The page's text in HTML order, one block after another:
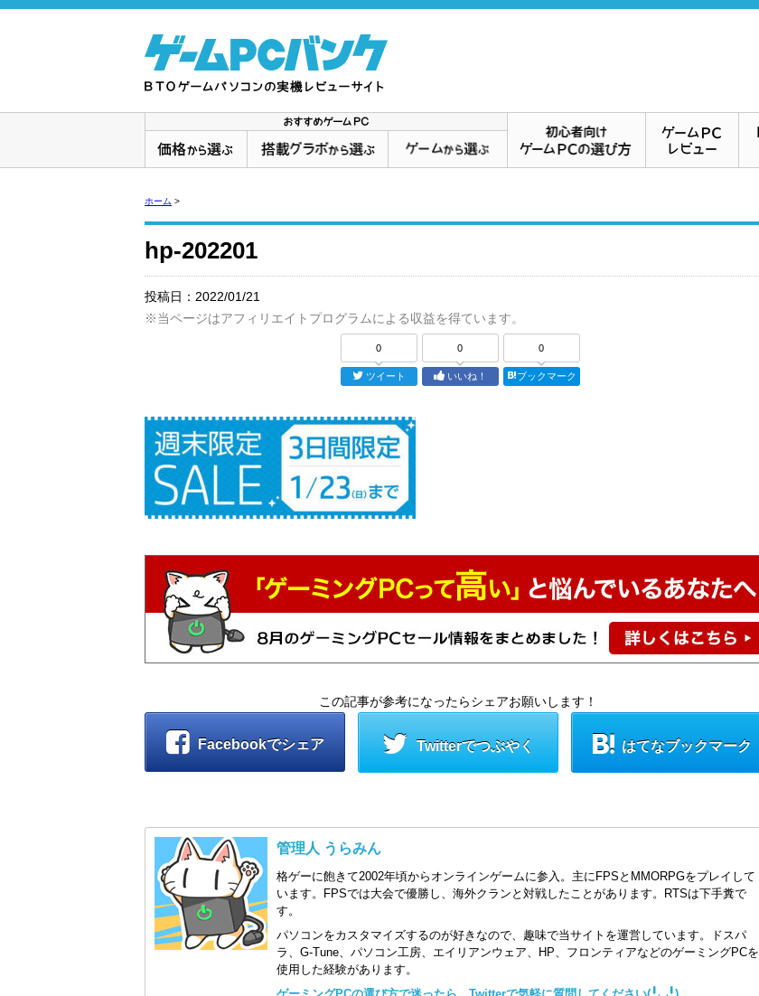
ホーム >
hp-202201
投稿日： 2022/01/21
※当ページはアフィリエイトプログラムによる収益を得ています。
0
ツイート
0
いいね！
0
ブックマーク
この記事が参考になったらシェアお願いします！
Facebookでシェア Twitterでつぶやく はてなブックマーク
管理人 うらみん
格ゲーに飽きて2002年頃からオンラインゲームに参入。主にFPSとMMORPGをプレイして
います。FPSでは大会で優勝し、海外クランと対戦したことがあります。RTSは下手糞で
す。
パソコンをカスタマイズするのが好きなので、趣味で当サイトを運営しています。ドスパ
ラ、G-Tune、パソコン工房、エイリアンウェア、HP、フロンティアなどのゲーミングPCを
使用した経験があります。